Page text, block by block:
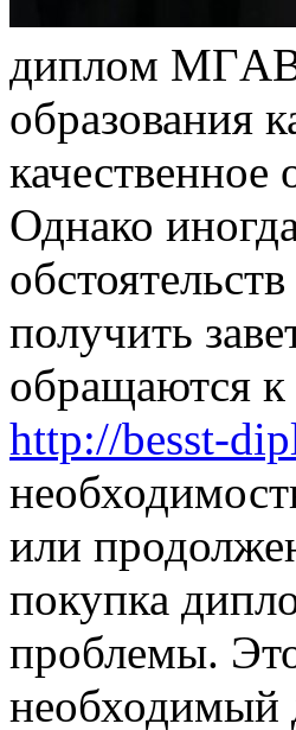
диплoм
образования
качественное
Однако
получить
обращаются
http://besst-
или
покупка
проблемы.
необходимый